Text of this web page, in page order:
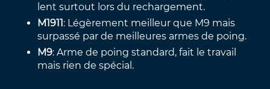
lent surtout lors du rechargement.
M1911: Légèrement meilleur que M9 mais
surpassé par de meilleures armes de poing.
M9: Arme de poing standard, fait le travail
mais rien de spécial.